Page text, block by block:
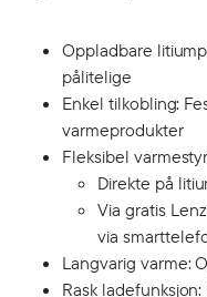
Oppladbare
pålitelige
Enkel tilkobling:
varmeprodukter
Fleksibel
Direkte på
Via gratis
via
Langvarig varme:
Rask